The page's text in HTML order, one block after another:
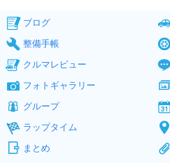
ブログ
整備手帳
クルマレビュー
フォトギャラリー
グループ
ラップタイム
まとめ